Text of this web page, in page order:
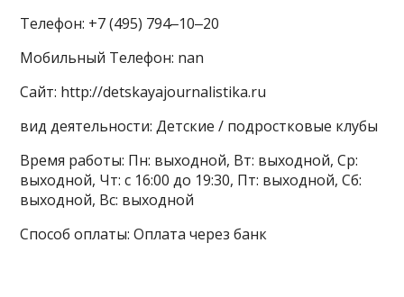
Телефон: +7 (495) 794‒10‒20
Мобильный Телефон: nan
Сайт: http://detskayajournalistika.ru
вид деятельности: Детские / подростковые клубы
Время работы: Пн: выходной, Вт: выходной, Ср:
выходной, Чт: с 16:00 до 19:30, Пт: выходной, Сб:
выходной, Вс: выходной
Способ оплаты: Оплата через банк